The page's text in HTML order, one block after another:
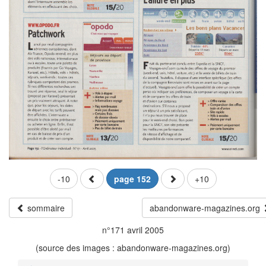
-10 page 152 +10
sommaire
abandonware-magazines.org
n°171 avril 2005
(source des images : abandonware-magazines.org)